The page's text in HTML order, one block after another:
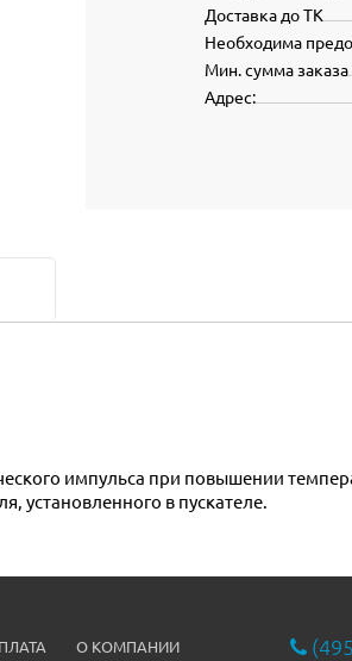
Доставка до ТК
Необходима
Мин. сумма заказа
Адрес:
установленного в пускателе.
О КОМПАНИИ